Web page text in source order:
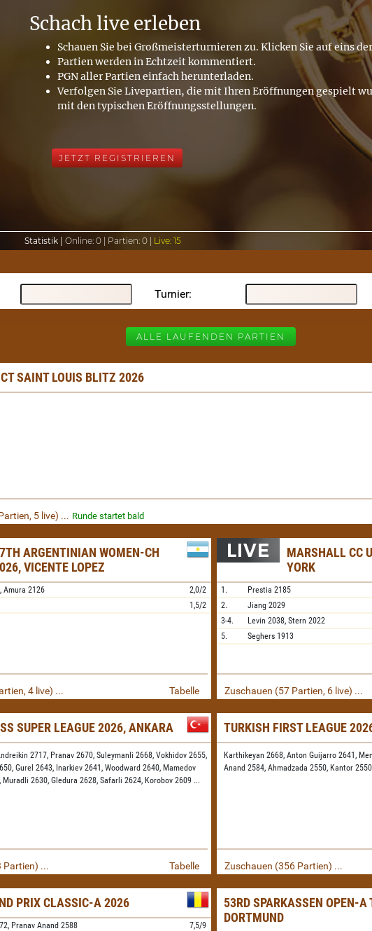
Schach live erleben
Schauen Sie bei Großmeisterturnieren zu. Klicken Sie auf eins
Partien werden in Echtzeit kommentiert.
PGN aller Partien einfach herunterladen.
Verfolgen Sie Livepartien, die mit Ihren Eröffnungen gespielt
mit den typischen Eröffnungsstellungen.
JETZT REGISTRIEREN
Statistik | Online:0 | Partien:0 | Live:15
Turnier
ALLE LAUFENDEN PARTIEN
SAINT LOUIS BLITZ 2026
5 live) ... Runde startet bald
ARGENTINIAN WOMEN-CH
VICENTE LOPEZ
Amura 2126
2,0/2
1,5/2
4 live) ... Tabelle
MARSHALL CC
YORK
1. Prestia 2185
2.
Jiang 2029
3-4.
Levin 2038, Stern 2022
5.
Seghers 1913
Zuschauen (57 Partien, 6 live) ...
SUPER LEAGUE 2026, ANKARA
2717, Pranav 2670,Suleymanli 2668,Vokhidov 2655,
Gurel 2643, Inarkiev 2641,Woodward 2640, Mamedov
Muradli 2630,Gledura 2628,Safarli 2624, Korobov 2609 ...
Partien) ... Tabelle
TURKISH FIRST LEAGUE
Karthikeyan 2668, Anton Guijarro 2641,
Anand 2584, Ahmadzada 2550, Kantor
Zuschauen (356 Partien) ...
PRIX CLASSIC-A 2026
Pranav Anand 2588
7,5/9
53RD SPARKASSEN OPEN-A
DORTMUND